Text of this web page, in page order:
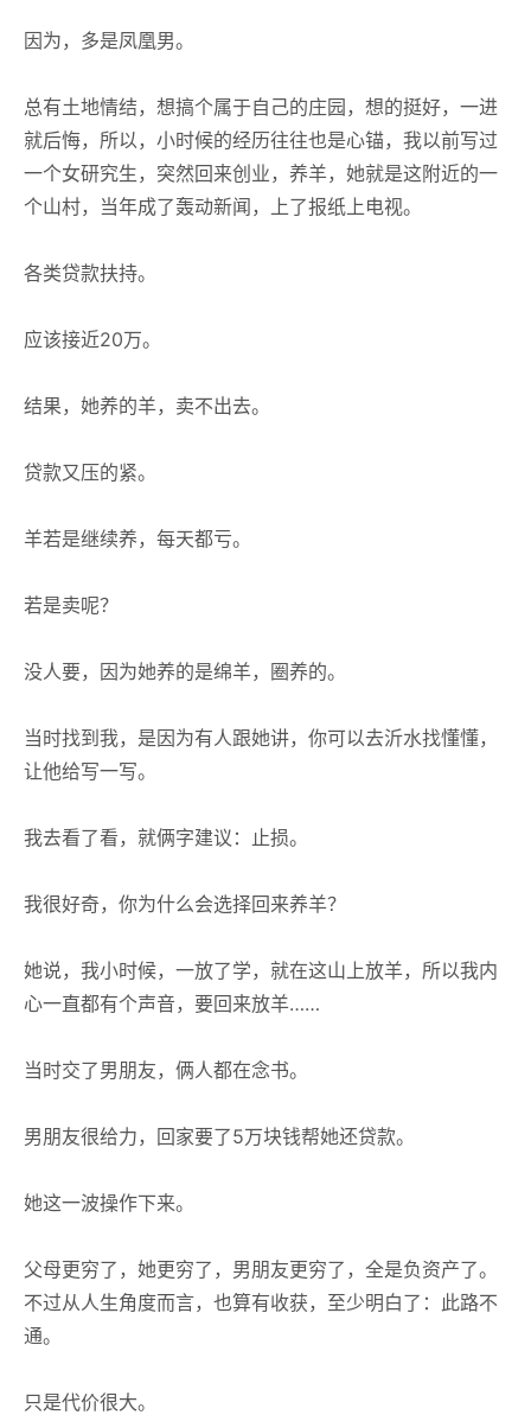
因为，多是凤凰男。
总有土地情结，想搞个属于自己的庄园，想的挺好，一进
就后悔，所以，小时候的经历往往也是心锚，我以前写过
一个女研究生，突然回来创业，养羊，她就是这附近的一
个山村，当年成了轰动新闻，上了报纸上电视。
各类贷款扶持。
应该接近20万。
结果，她养的羊，卖不出去。
贷款又压的紧。
羊若是继续养，每天都亏。
若是卖呢？
没人要，因为她养的是绵羊，圈养的。
当时找到我，是因为有人跟她讲，你可以去沂水找懂懂，
让他给写一写。
我去看了看，就俩字建议：止损。
我很好奇，你为什么会选择回来养羊？
她说，我小时候，一放了学，就在这山上放羊，所以我内
心一直都有个声音，要回来放羊……
当时交了男朋友，俩人都在念书。
男朋友很给力，回家要了5万块钱帮她还贷款。
她这一波操作下来。
父母更穷了，她更穷了，男朋友更穷了，全是负资产了。
不过从人生角度而言，也算有收获，至少明白了：此路不
通。
只是代价很大。